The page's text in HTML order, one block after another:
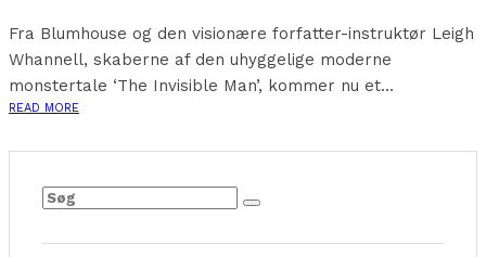
Fra Blumhouse og den visionære forfatter-instruktør Leigh
Whannell, skaberne af den uhyggelige moderne
monstertale ‘The Invisible Man’, kommer nu et...
READ MORE